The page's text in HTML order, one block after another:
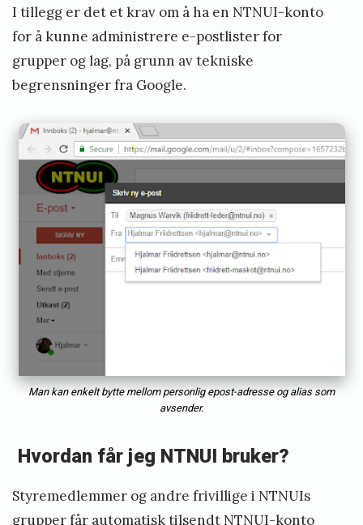
e
t
I tillegg er det et krav om å ha en NTNUI-konto
for å kunne administrere e-postlister for
grupper og lag, på grunn av tekniske
begrensninger fra Google.
Man kan enkelt bytte mellom personlig epost-adresse og alias som
avsender.
Hvordan får jeg NTNUI bruker?
Styremedlemmer og andre frivillige i NTNUIs
grupper får automatisk tilsendt NTNUI-konto